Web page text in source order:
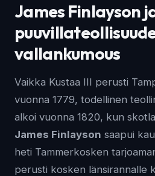
James Finlayson
vallankumous
Vaikka Kustaa III perusti
vuonna 1779, todellinen
alkoi vuonna 1820, kun
James Finlayson saapui
heti Tammerkosken
perusti kosken länsirannalle